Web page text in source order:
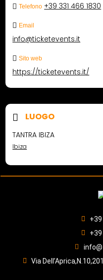
Telefono +39 331 466 1830
Email
info@ticketevents.it
Sito web
https://ticketevents.it/
LUOGO
TANTRA IBIZA
Ibiza
Via